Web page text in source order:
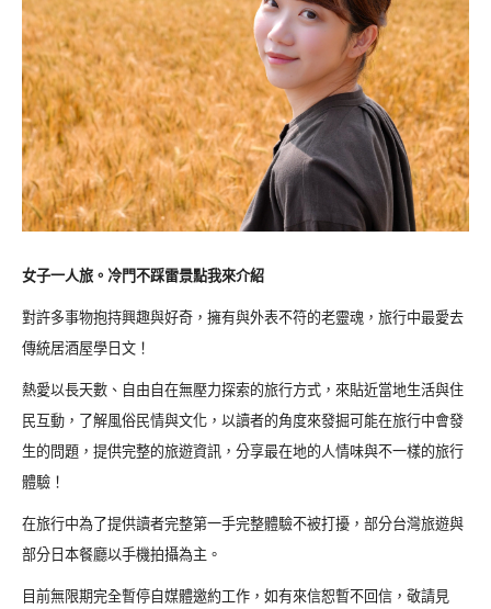
女子一人旅。冷門不踩雷景點我來介紹
對許多事物抱持興趣與好奇，擁有與外表不符的老靈魂，旅行中最愛去
傳統居酒屋學日文！
熱愛以長天數、自由自在無壓力探索的旅行方式，來貼近當地生活與住
民互動，了解風俗民情與文化，以讀者的角度來發掘可能在旅行中會發
生的問題，提供完整的旅遊資訊，分享最在地的人情味與不一樣的旅行
體驗！
在旅行中為了提供讀者完整第一手完整體驗不被打擾，部分台灣旅遊與
部分日本餐廳以手機拍攝為主。
目前無限期完全暫停自媒體邀約工作，如有來信恕暫不回信，敬請見